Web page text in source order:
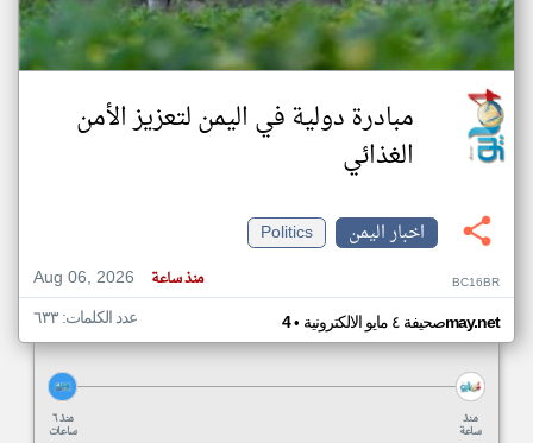
مبادرة دولية في اليمن لتعزيز الأمن
الغذائي
اخبار اليمن
Politics
Aug 06, 2026
منذ ساعة BC16BR
صحيفة ٤ مايو الالكترونية • 4may.net عدد الكلمات: ٦٣٣
منذ ٦
ساعات
منذ
ساعة